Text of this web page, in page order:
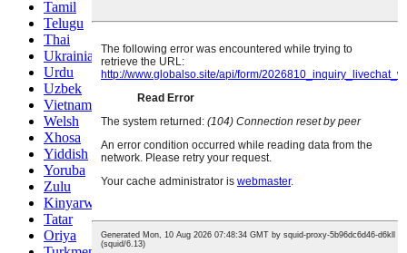
Tamil
Telugu
Thai
Ukrainian
Urdu
Uzbek
Vietnamese
Welsh
Xhosa
Yiddish
Yoruba
Zulu
Kinyarwanda
Tatar
Oriya